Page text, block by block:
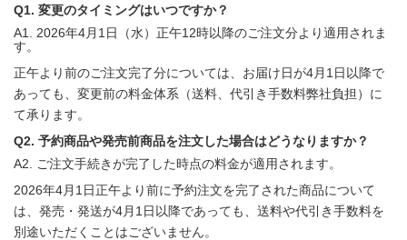
Q1. 変更のタイミングはいつですか？
A1. 2026年4月1日（水）正午12時以降のご注文分より適用されま
す。
正午より前のご注文完了分については、お届け日が4月1日以降で
あっても、変更前の料金体系（送料、代引き手数料弊社負担）に
て承ります。
Q2. 予約商品や発売前商品を注文した場合はどうなりますか？
A2. ご注文手続きが完了した時点の料金が適用されます。
2026年4月1日正午より前に予約注文を完了された商品について
は、発売・発送が4月1日以降であっても、送料や代引き手数料を
別途いただくことはございません。